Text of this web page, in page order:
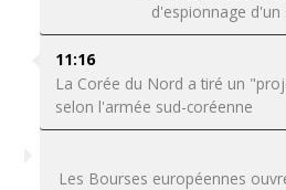
d'espionnage
11:16
La Corée du Nord a tiré un
selon l'armée sud-coréenne
Les Bourses européennes